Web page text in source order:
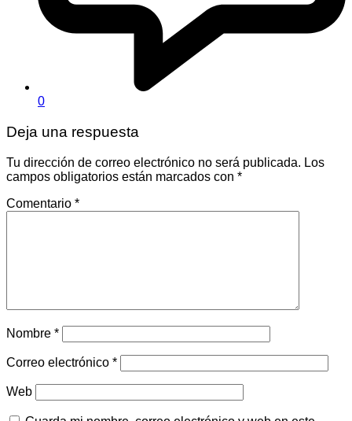
0
Deja una respuesta
Tu dirección de correo electrónico no será publicada. Los
campos obligatorios están marcados con *
Comentario *
Nombre *
Correo electrónico *
Web